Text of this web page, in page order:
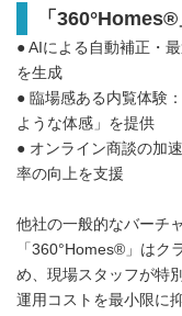
「
● AIによる自動補正・
を生成
● 臨場感ある内覧体験
ような体感」を提供
● オンライン商談の加
率の向上を支援
他社の一般的なバーチ
「360°Homes®」はク
め、現場スタッフが特
運用コストを最小限に